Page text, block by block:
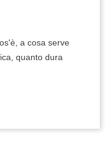
a cosa serve
quanto dura